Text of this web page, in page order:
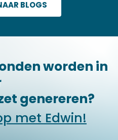
BLOGS
worden in
genereren?
met Edwin!